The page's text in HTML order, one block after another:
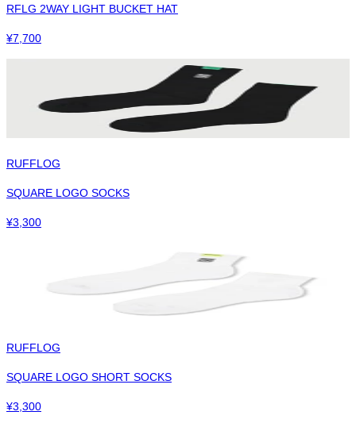
RFLG 2WAY LIGHT BUCKET HAT
¥7,700
RUFFLOG
SQUARE LOGO SOCKS
¥3,300
RUFFLOG
SQUARE LOGO SHORT SOCKS
¥3,300